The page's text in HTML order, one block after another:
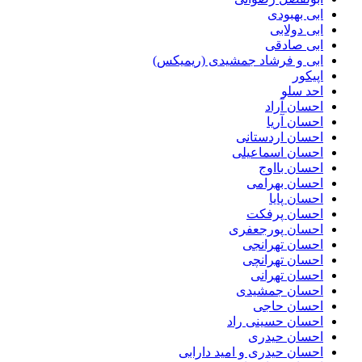
ابی بهبودی
ابی دولابی
ابی صادقی
ابی و فرشاد جمشیدی (ریمیکس)
اپیکور
احد سلو
احسان آراد
احسان آریا
احسان اردستانی
احسان اسماعیلی
احسان بااوج
احسان بهرامی
احسان پایا
احسان پرفکت
احسان پورجعفری
احسان تهرانجی
احسان تهرانچی
احسان تهرانی
احسان جمشیدی
احسان حاجی
احسان حسینی راد
احسان حیدری
احسان حیدری و امید دارابی